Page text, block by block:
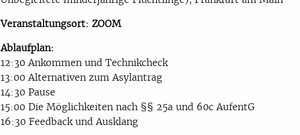
Veranstaltungsort: ZOOM
Ablaufplan:
12:30 Ankommen und Technikcheck
13:00 Alternativen zum Asylantrag
14:30 Pause
15:00 Die Möglichkeiten nach §§ 25a und 60c AufentG
16:30 Feedback und Ausklang